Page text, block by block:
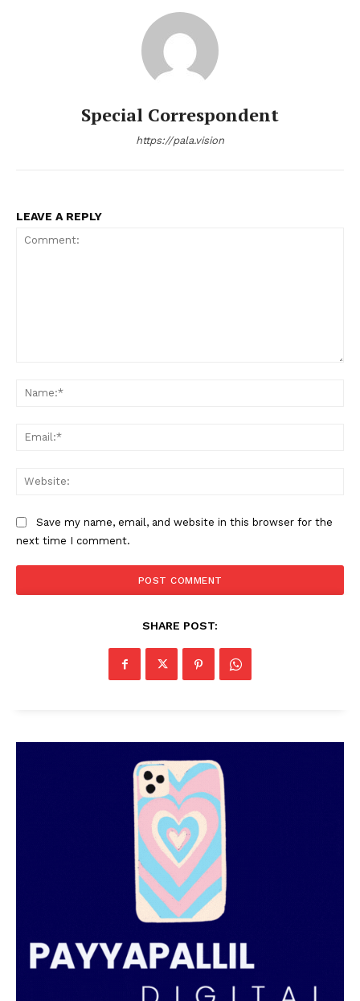
PALA VISION
Special Correspondent
https://pala.vision
LEAVE A REPLY
Save my name, email, and website in this browser for the
next time I comment.
SHARE POST: